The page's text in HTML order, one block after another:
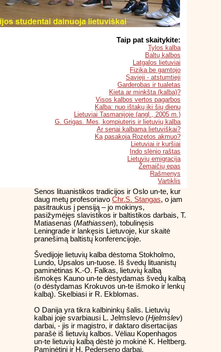
Taip pat skaitykite:
Tylos kalba
Baltų kalbos
Latgalos lietuviai
Fizika be gamtojo
Savieji - atstumtieji
Garderobas ir tualetas
Kieta ar minkšta (kalba)?
Visos kalbos vertos pagarbos
Kalba: nuo ištakų iki šių dienų
Lietuviai Tasmanijoje (angl., 2005 m.)
G. Grigas. Mes, kompiuteris ir lietuvių kalba
Ar senai kalbama lietuviškai?
Ką pasakoja Rozetos akmuo?
Lietuviai ir kuršiai
Indo slėnio raštas
Lietuvių emigracija
Žemaičių epas
Rašmenys
Vartiklis
Senos lituanistikos tradicijos ir Oslo un-te, kur
daug metų profesoriavo Chr.S. Stangas, o jam
pasitraukus į pensiją – jo mokinys,
pasižymėjęs slavistikos ir baltistikos darbais, T.
Matiasenas (Mathiassen), tobulinęsis
Leningrade ir lankęsis Lietuvoje, kur skaitė
pranešimą baltistų konferencijoje.
Švedijoje lietuvių kalba dėstoma Stokholmo,
Lundo, Upsalos un-tuose. Iš švedų lituanistų
paminėtinas K.-O. Falkas, lietuvių kalbą
išmokęs Kauno un-te dėstydamas švedų kalbą
(o dėstydamas Krokuvos un-te išmoko ir lenkų
kalbą). Skelbiasi ir R. Ekblomas.
O Danija yra tikra kalbininkų šalis. Lietuvių
kalbai joje svarbiausi L. Jelmslevo (Hjelmslev)
darbai, - jis ir magistro, ir daktaro disertacijas
parašė iš lietuvių kalbos. Vėliau Kopenhagos
un-te lietuvių kalbą dėstė jo mokinė K. Heltberg.
Paminėtini ir H. Pederseno darbai.